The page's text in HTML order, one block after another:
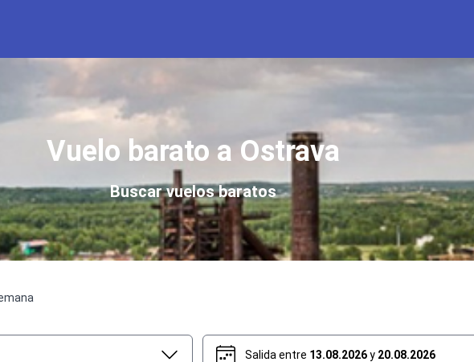
Vuelo barato a Ostrava
Buscar vuelos baratos
Salida entre 13.08.2026y 20.08.2026